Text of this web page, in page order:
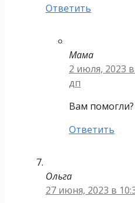
Ответить
Мама
2 июля, 2023
дп
Вам
Ответить
Ольга
27 июня, 2023 в